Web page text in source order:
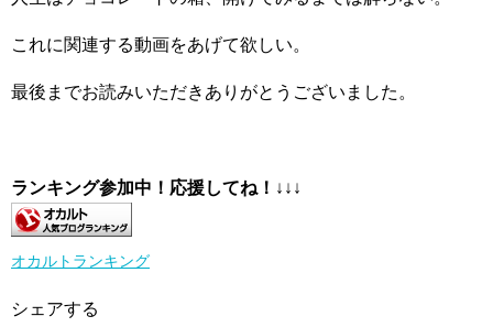
これに関連する動画をあげて欲しい。
最後までお読みいただきありがとうございました。
ランキング参加中！応援してね！ ↓↓↓
オカルトランキング
シェアする